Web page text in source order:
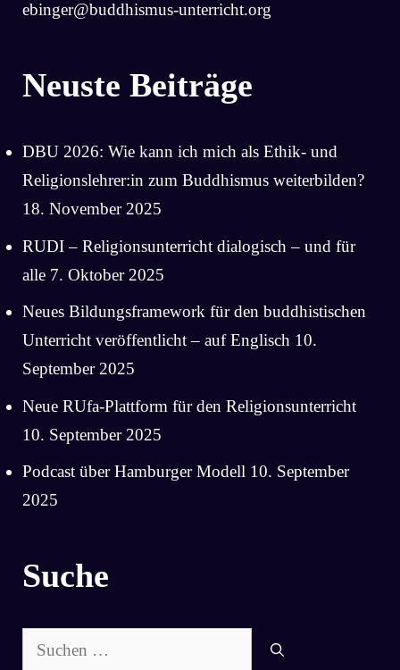
ebinger@buddhismus-unterricht.org
Neuste Beiträge
DBU 2026: Wie kann ich mich als Ethik- und
Religionslehrer:in zum Buddhismus weiterbilden?
18. November 2025
RUDI – Religionsunterricht dialogisch – und für
alle 7. Oktober 2025
Neues Bildungsframework für den buddhistischen
Unterricht veröffentlicht – auf Englisch 10.
September 2025
Neue RUfa-Plattform für den Religionsunterricht
10. September 2025
Podcast über Hamburger Modell 10. September
2025
Suche
Suchen